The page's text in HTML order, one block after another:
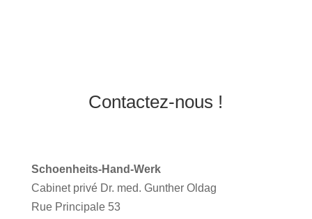
Contactez-nous !
Schoenheits-Hand-Werk
Cabinet privé Dr. med. Gunther Oldag
Rue Principale 53